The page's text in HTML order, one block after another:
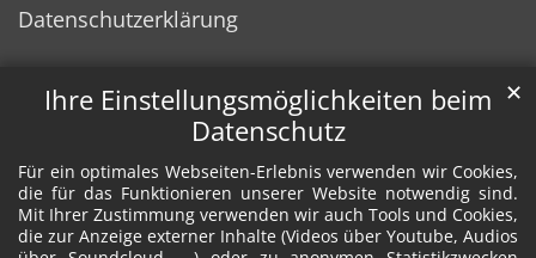
Ihre Einstellungsmöglichkeiten beim
Datenschutz
Für ein optimales Webseiten-Erlebnis verwenden wir Cookies,
die für das Funktionieren unserer Website notwendig sind.
Mit Ihrer Zustimmung verwenden wir auch Tools und Cookies,
die zur Anzeige externer Inhalte (Videos über Youtube, Audios
✕
Datenschutzerklärung